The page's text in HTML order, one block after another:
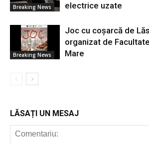
Breaking News
electrice uzate
Breaking News
Joc cu coșarcă de
organizat de
Mare
LĂSAȚI UN MESAJ